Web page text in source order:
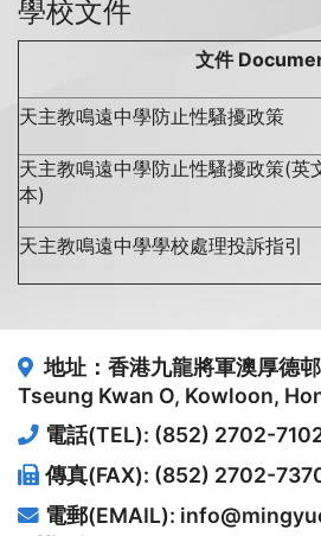
學校文件
文件
天主教鳴遠中學防止性騷擾政策
天主教鳴遠中學防止性騷擾政策(英
本)
天主教鳴遠中學學校處理投訴指引
地址：香港九龍將軍澳厚德邨
Tseung Kwan O, Kowloon,
電話(TEL): (852) 2702-
傳真(FAX): (852) 2702-
電郵(EMAIL):